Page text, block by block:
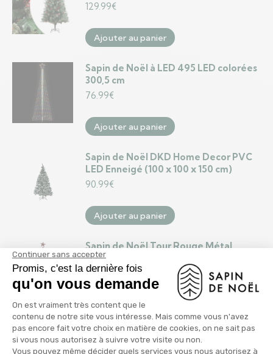
129.99€
Ajouter au panier
Sapin de Noël à LED 495 LED colorées
300,5 cm
76.99€
Ajouter au panier
Sapin de Noël DKD Home Decor PVC
LED Enneigé (100 x 100 x 150 cm)
90.99€
Ajouter au panier
Sapin de Noël Tour Rouge Métal
Plastique 39 x 186 x 39 cm (4 Unités)
71.99€
Ajouter au panier
Sapin de Noël Tour Rouge Métal
Plastique (Ø 34 x 154 cm)